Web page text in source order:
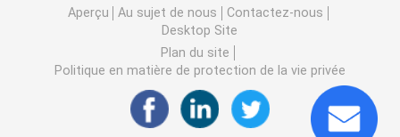
Pipe à eau Narguilé
Quartz Nail Dab
Saucisse de tabagisme de quartz
Aperçu Au sujet de nous
Contactez-nous
Desktop Site
Plan du site
Politique en matière de protection de la vie privée